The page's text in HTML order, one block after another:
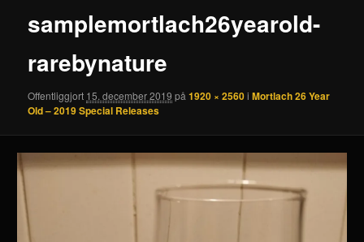
samplemortlach26yearold-
rarebynature
Offentliggjort 15. december 2019 på1920 × 2560iMortlach 26 Year
Old – 2019 Special Releases